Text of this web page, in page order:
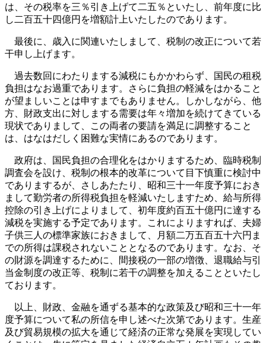
は、その税率を三％引き上げて二五％といたし、前年度に比
し二百五十四億円を増額計上いたしたのであります。
最後に、歳入に関連いたしまして、税制の改正について若
干申し上げます。
過去数回にわたりまする減税にもかかわらず、国民の租税
負担はなお過重であります。さらに負担の軽減をはかること
が望ましいことは申すまでもありません。しかしながら、他
方、財政支出に対しまする需要は年々増加を続けてきている
現状でありまして、この両者の要請を満足に調整すること
は、はなはだしく困難な実情にあるのであります。
政府は、国民負担の合理化をはかりまするため、臨時税制
調査会を設け、税制の根本的改革について目下慎重に検討中
でありまするが、さしあたたり、昭和三十一年度予算におき
まして勤労者の所得税負担を軽減いたしますため、給与所得
控除の引き上げによりまして、初年度約百五十億円に達する
減税を実施する予定であります。これによりますれば、夫婦
子供三人の標準家族におきまして、月額二万五百五十六円ま
での所得は課税されないこととなるのであります。なお、そ
の財源を調達するために、間接税の一部の増徴、退職給与引
当金制度の改正等、税制に若干の調整を加えることといたし
ております。
以上、財政、金融を通ずる基本的な政策及び昭和三十一年
度予算について私の所信を申し述べた次第であります。生産
及び貿易規模の拡大を通じて経済の正常な発展を実現してい